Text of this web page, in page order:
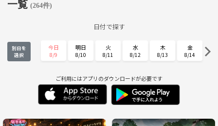
一覧 (264件)
日付で探す
別日を
選択
今日
8/9
明日
8/10
火
8/11
水
8/12
木
8/13
金
8/14
8/15 8/16 8/17 8/18 8/19
金
8/21
土
8/22
月
8/24
火
8/25
8/27 8/28 8/29 8/30 8/31 9/1
ご利用にはアプリのダウンロードが必要です